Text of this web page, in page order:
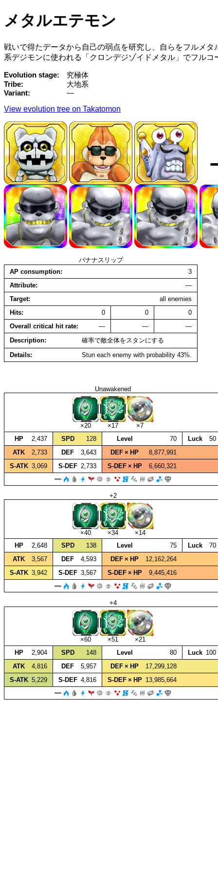
メタルエテモン
戦いで得たデータから自己の弱点を研究し、自らをフルメ
系デジモンに使われる「クロンデジゾイドメタル」でフルコ
Evolution stage
究極体
Tribe
大地系
Variant
—
View evolution tree on Takatomon
バナナスリップ
AP consumption
3
Attribute
—
Target
all enemies
Hits
0 0
0
Overall critical hit rate
— —
—
Description
確率で敵全体をスタンにする
Details
Stun each enemy with probability 43%.
Unawakened
×20 ×17
×7
HP
2,437 SPD 128 Level 70 Luck
50
ATK
2,733 DEF 3,643 DEF × HP
8,877,991
S‑ATK 3,069 S‑DEF 2,733 S‑DEF × HP 6,660,321
+2
×40 ×34
×14
HP
2,648 SPD 138 Level 75 Luck
70
ATK
3,567 DEF 4,593 DEF × HP
12,162,264
S‑ATK 3,942 S‑DEF 3,567 S‑DEF × HP 9,445,416
+4
×60 ×51
×21
HP
2,904 SPD 148 Level 80 Luck 100
ATK
4,816 DEF 5,957 DEF × HP
17,299,128
S‑ATK 5,229 S‑DEF 4,816 S‑DEF × HP 13,985,664